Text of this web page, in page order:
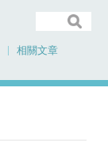
相關文章